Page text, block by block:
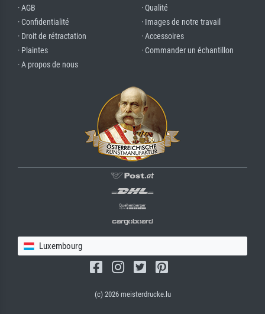
· AGB
· Confidentialité
· Droit de rétractation
· Plaintes
· A propos de nous
· Qualité
· Images de notre travail
· Accessoires
· Commander un échantillon
Luxembourg
(c) 2026 meisterdrucke.lu